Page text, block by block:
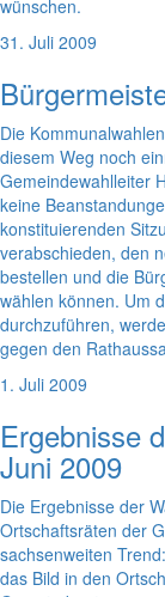
wünschen.
31. Juli 2009
Die
diesem Weg noch
Gemeindewahlleiter
keine
konstituierenden
verabschieden, den
bestellen und die
wählen können. Um
durchzuführen,
gegen den
1. Juli 2009
Ergebnisse
Juni 2009
Die Ergebnisse der
Ortschaftsräten der
sachsenweiten
das Bild in den